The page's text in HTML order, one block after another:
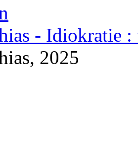
- Idiokratie
2025